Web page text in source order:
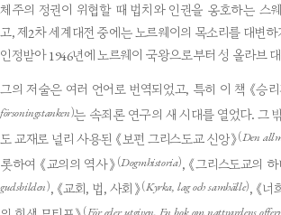
체주의 정권이 위협할 때 법치와 인권을 옹호하는 스
고, 제2차 세계대전 중에는 노르웨이의 목소리를 대변
인정받아 1946년에 노르웨이 국왕으로부터 성 올라브
그의 저술은 여러 언어로 번역되었고, 특히 이 책 《승리
försoningstanken )는 속죄론 연구의 새 시대를 열었다. 그
도 교재로 널리 사용된 《보편 그리스도교 신앙》(Den
롯하여 《교의의 역사》 (Dogmhistoria), 《그리스도교의
gudsbilden ), 《교회, 법, 사회》(Kyrka, lag och samhälle), 《
(För eder utgiven. En bok om nattvardens